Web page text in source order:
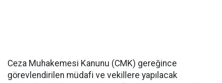
Ceza Muhakemesi Kanunu (CMK) gereğince
görevlendirilen müdafi ve vekillere yapılacak